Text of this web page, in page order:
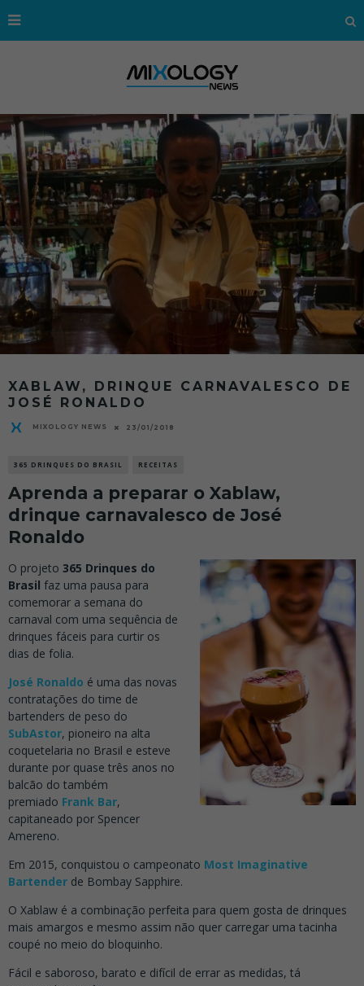
XABLAW, DRINQUE CARNAVALESCO DE
JOSÉ RONALDO
MIXOLOGY NEWS 23/01/2018
365 DRINQUES DO BRASIL RECEITAS
Aprenda a preparar o Xablaw,
drinque carnavalesco de José
Ronaldo
O projeto 365 Drinques do
Brasil faz uma pausa para
comemorar a semana do
carnaval com uma sequência de
drinques fáceis para curtir os
dias de folia.
José Ronaldo é uma das novas
contratações do time de
bartenders de peso do
SubAstor, pioneiro na alta
coquetelaria no Brasil e esteve
durante por quase três anos no
balcão do também
premiado Frank Bar,
capitaneado por Spencer
Amereno.
Em 2015, conquistou o campeonato Most Imaginative
Bartender de Bombay Sapphire.
O Xablaw é a combinação perfeita para quem gosta de drinques
mais amargos e mesmo assim não quer carregar uma tacinha
coupé no meio do bloquinho.
Fácil e saboroso, barato e difícil de errar as medidas, tá